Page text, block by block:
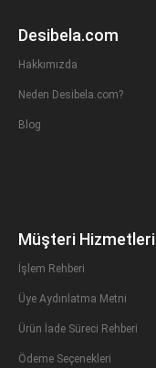
Desibela.com
Hakkımızda
Neden Desibela.com?
Blog
Müşteri Hizmetleri
İşlem Rehberi
Üye Aydınlatma Metni
Ürün İade Süreci Rehberi
Ödeme Seçenekleri